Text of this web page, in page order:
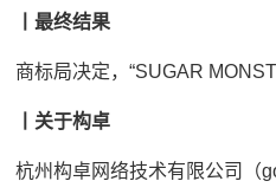
丨最终结果
商标局决定，“SUGAR
关于构卓
杭州构卓网络技术有限公司（